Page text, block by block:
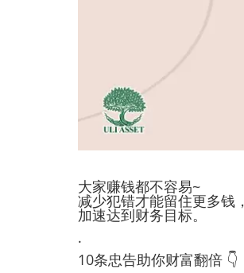
大家赚钱都不容易~
减少犯错才能留住更多钱，
加速达到财务目标。
.
10条忠告助你财富翻倍 👇